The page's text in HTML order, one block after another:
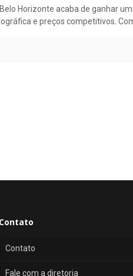
Horizonte acaba de ganhar
e preços competitivos.
Contato
Contato
Fale com a diretoria